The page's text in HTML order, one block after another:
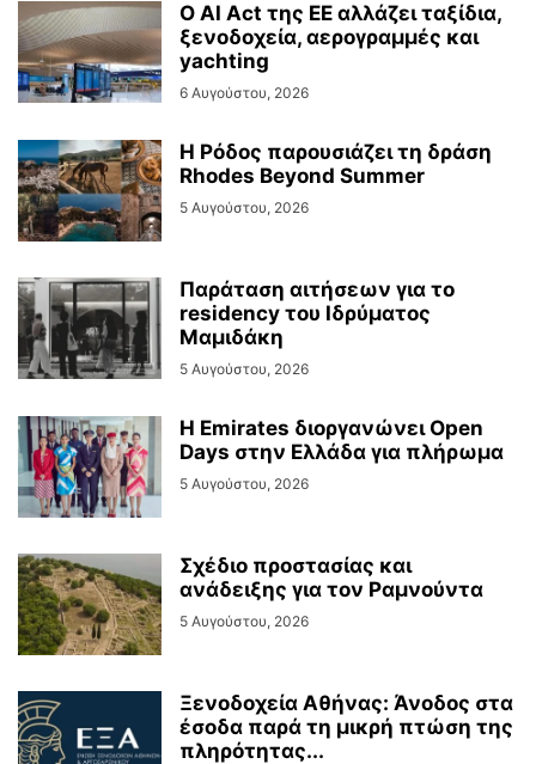
Ο AI Act της ΕΕ αλλάζει ταξίδια,
ξενοδοχεία, αερογραμμές και
yachting
6 Αυγούστου, 2026
Η Ρόδος παρουσιάζει τη δράση
Rhodes Beyond Summer
5 Αυγούστου, 2026
Παράταση αιτήσεων για το
residency του Ιδρύματος
Μαμιδάκη
5 Αυγούστου, 2026
Η Emirates διοργανώνει Open
Days στην Ελλάδα για πλήρωμα
5 Αυγούστου, 2026
Σχέδιο προστασίας και
ανάδειξης για τον Ραμνούντα
5 Αυγούστου, 2026
Ξενοδοχεία Αθήνας: Άνοδος στα
έσοδα παρά τη μικρή πτώση της
πληρότητας...